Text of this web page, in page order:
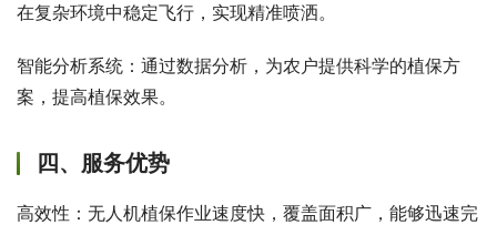
在复杂环境中稳定飞行，实现精准喷洒。
智能分析系统：通过数据分析，为农户提供科学的植保方
案，提高植保效果。
四、服务优势
高效性：无人机植保作业速度快，覆盖面积广，能够迅速完